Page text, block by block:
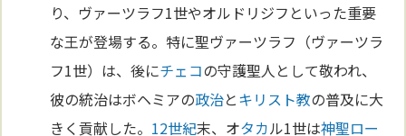
り、ヴァーツラフ1世やオルドリジフといった重要
な王が登場する。特に聖ヴァーツラフ（ヴァーツラ
フ1世）は、後にチェコの守護聖人として敬われ、
彼の統治はボヘミアの政治とキリスト教の普及に大
きく貢献した。 12世紀末、オタカル1世は神聖ロー